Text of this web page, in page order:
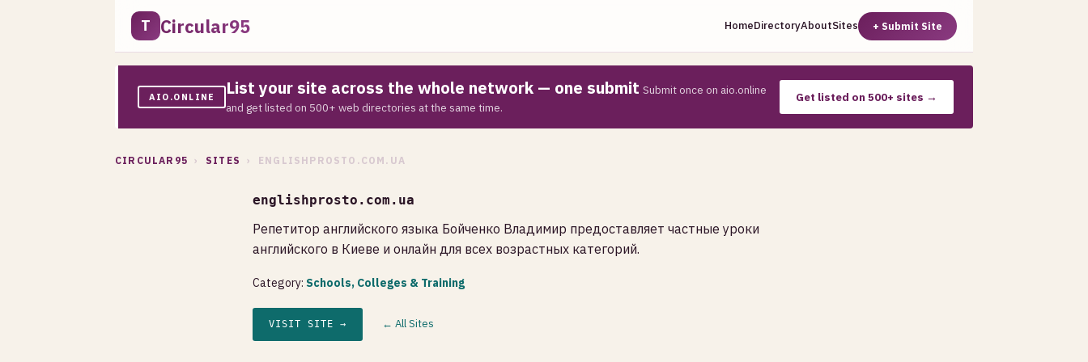
T Circular95 HomeDirectoryAboutSites + Submit Site
AIO.ONLINE List your site across the whole network — one submit Submit once on aio.online
and get listed on 500+ web directories at the same time.
Get listed on 500+ sites →
CIRCULAR95 › SITES › ENGLISHPROSTO.COM.UA
englishprosto.com.ua
Репетитор английского языка Бойченко Владимир предоставляет частные уроки
английского в Киеве и онлайн для всех возрастных категорий.
Category: Schools, Colleges & Training
VISIT SITE → ← All Sites